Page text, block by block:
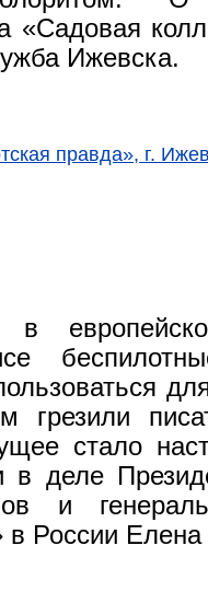
«Садовая
Ижевска.
правда», г.
в
грезили
стало
в деле
и
в России